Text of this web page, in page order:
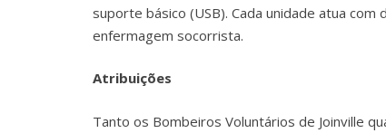
suporte básico (USB). Cada unidade atua
enfermagem socorrista.
Atribuições
Tanto os Bombeiros Voluntários de Joinville